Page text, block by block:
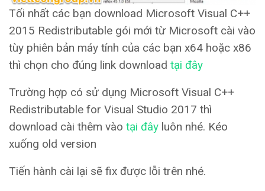
Tối nhất các bạn download Microsoft Visual C++
2015 Redistributable gói mới từ Microsoft cài vào
tùy phiên bản máy tính của các bạn x64 hoặc x86
thì chọn cho đúng link download tại đây
Trường hợp có sử dụng Microsoft Visual C++
Redistributable for Visual Studio 2017 thì
download cài thêm vào tại đây luôn nhé. Kéo
xuống old version
Tiến hành cài lại sẽ fix được lỗi trên nhé.